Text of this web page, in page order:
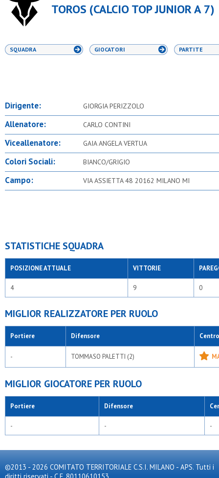
TOROS (CALCIO TOP JUNIOR A 7)
SQUADRA GIOCATORI PARTITE
Dirigente: GIORGIA PERIZZOLO
Allenatore: CARLO CONTINI
Viceallenatore: GAIA ANGELA VERTUA
Colori Sociali: BIANCO/GRIGIO
Campo: VIA ASSIETTA 48 20162 MILANO MI
STATISTICHE SQUADRA
POSIZIONE ATTUALE VITTORIE
4 9 0
MIGLIOR REALIZZATORE PER RUOLO
Portiere Difensore
- TOMMASO PALETTI (2)
MIGLIOR GIOCATORE PER RUOLO
Portiere Difensore
- - -
©2013 - 2026 COMITATO TERRITORIALE C.S.I. MILANO - APS. Tutti i